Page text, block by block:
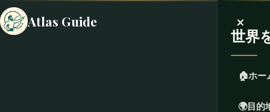
Atlas Guide ×
世界
🏠ホー
🌍目的